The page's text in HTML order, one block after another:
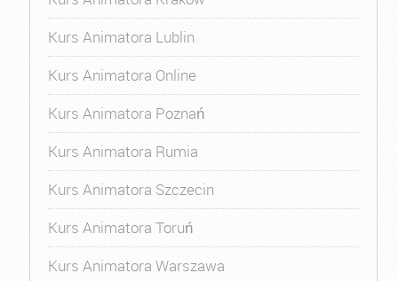
Kurs Animatora Lublin
Kurs Animatora Online
Kurs Animatora Poznań
Kurs Animatora Rumia
Kurs Animatora Szczecin
Kurs Animatora Toruń
Kurs Animatora Warszawa